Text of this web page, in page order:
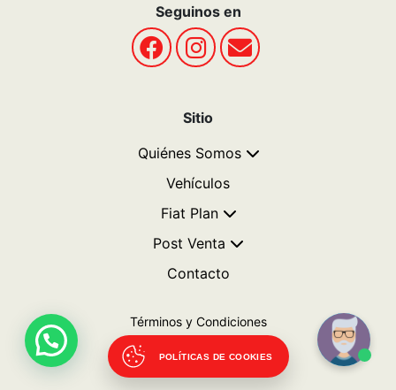
Seguinos en
Sitio
Quiénes Somos
Vehículos
Fiat Plan
Post Venta
Contacto
Términos y Condiciones
Politicas de privacidad
POLÍTICAS DE COOKIES